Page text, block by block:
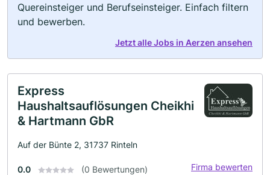
Quereinsteiger und Berufseinsteiger. Einfach filtern
und bewerben.
Jetzt alle Jobs in Aerzen ansehen
Express
Haushaltsauflösungen Cheikhi
& Hartmann GbR
Auf der Bünte 2, 31737 Rinteln
0.0 (0 Bewertungen) Firma bewerten